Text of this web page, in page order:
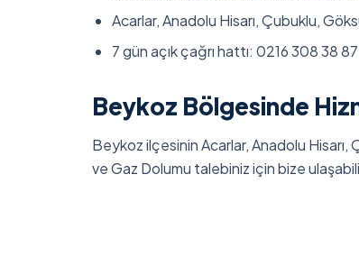
Acarlar, Anadolu Hisarı, Çubuklu,
7 gün açık çağrı hattı: 0216 308 38 87
Beykoz Bölgesinde
Beykoz ilçesinin Acarlar, Anadolu Hisarı,
ve Gaz Dolumu talebiniz için bize